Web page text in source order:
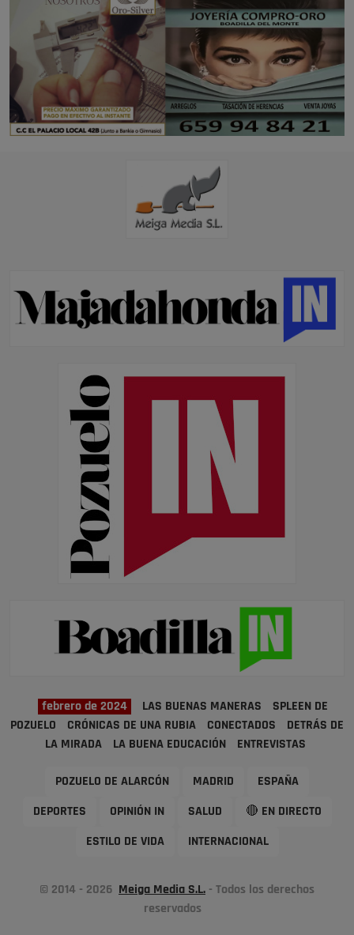
febrero de 2024 LAS BUENAS MANERAS
SPLEEN DE
POZUELO
CRÓNICAS DE UNA RUBIA CONECTADOS
DETRÁS DE
LA MIRADA
LA BUENA EDUCACIÓN ENTREVISTAS
POZUELO DE ALARCÓN MADRID ESPAÑA
DEPORTES OPINIÓN IN SALUD 🔴 EN DIRECTO
ESTILO DE VIDA INTERNACIONAL
© 2014 - 2026 Meiga Media S.L. - Todos los derechos
reservados